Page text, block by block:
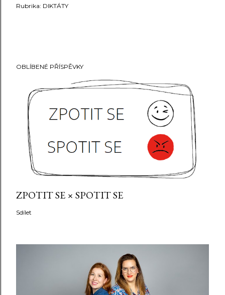
Rubrika: DIKTÁTY
OBLÍBENÉ PŘÍSPĚVKY
ZPOTIT SE × SPOTIT SE
Sdílet